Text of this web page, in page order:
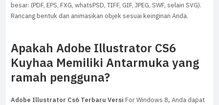
besar: (PDF, EPS, FXG, whatsPSD, TIFF, GIF, JPEG, SWF, selain SVG).
Rancang bentuk dan animasikan objek sesuai keinginan Anda.
Apakah Adobe Illustrator CS6
Kuyhaa Memiliki Antarmuka yang
ramah pengguna?
Adobe Illustrator Cs6 Terbaru Versi For Windows 8, Anda dapat